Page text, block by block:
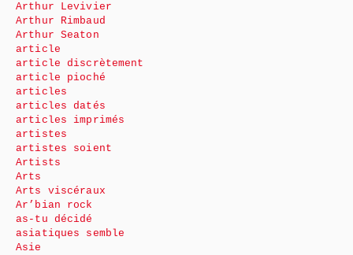
Arthur Levivier
Arthur Rimbaud
Arthur Seaton
article
article discrètement
article pioché
articles
articles datés
articles imprimés
artistes
artistes soient
Artists
Arts
Arts viscéraux
Ar’bian rock
as-tu décidé
asiatiques semble
Asie